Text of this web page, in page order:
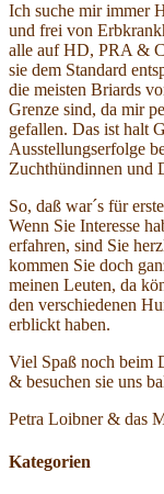
Ich suche mir immer
und frei von
alle auf HD, PRA &
sie dem Standard
die meisten Briards
Grenze sind, da mir
gefallen. Das ist halt
Ausstellungserfolge
Zuchthündinnen und
So, daß war´s für
Wenn Sie Interesse
erfahren, sind Sie
kommen Sie doch
meinen Leuten, da
den verschiedenen
erblickt haben.
Viel Spaß noch beim
& besuchen sie uns
Petra Loibner & das
Kategorien